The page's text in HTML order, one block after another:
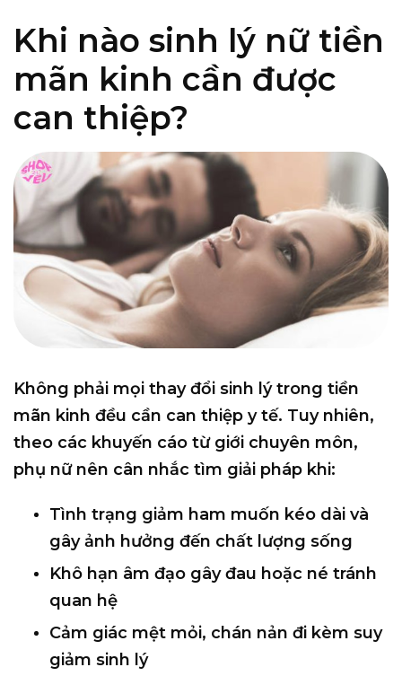
Khi nào sinh lý nữ tiền
mãn kinh cần được
can thiệp?
Không phải mọi thay đổi sinh lý trong tiền
mãn kinh đều cần can thiệp y tế. Tuy nhiên,
theo các khuyến cáo từ giới chuyên môn,
phụ nữ nên cân nhắc tìm giải pháp khi:
Tình trạng giảm ham muốn kéo dài và
gây ảnh hưởng đến chất lượng sống
Khô hạn âm đạo gây đau hoặc né tránh
quan hệ
Cảm giác mệt mỏi, chán nản đi kèm suy
giảm sinh lý